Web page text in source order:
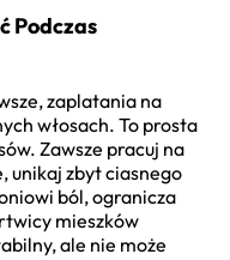
Podczas
zaplatania na
włosach. To prosta
Zawsze pracuj na
unikaj zbyt ciasnego
ból, ogranicza
mieszków
ale nie może